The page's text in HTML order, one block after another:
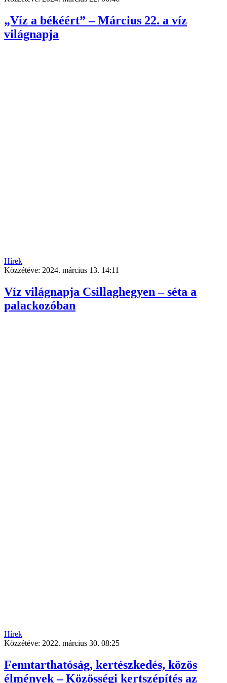
„Víz a békéért” – Március 22. a víz
világnapja
Hírek
Közzétéve: 2024. március 13. 14:11
Víz világnapja Csillaghegyen – séta a
palackozóban
Hírek
Közzétéve: 2022. március 30. 08:25
Fenntarthatóság, kertészkedés, közös
élmények – Közösségi kertszépítés az